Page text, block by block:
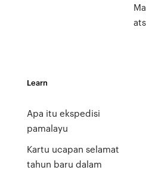
Learn
Apa itu ekspedisi
pamalayu
Kartu ucapan selamat
tahun baru dalam